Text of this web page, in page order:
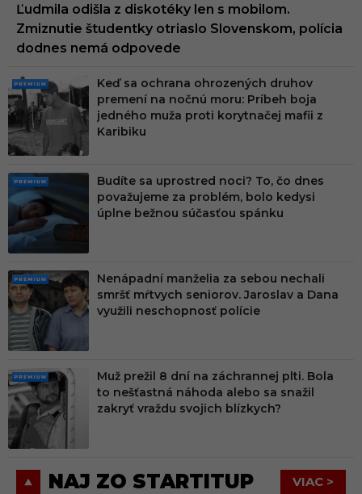
Ľudmila odišla z diskotéky len s mobilom.
Zmiznutie študentky otriaslo Slovenskom, polícia
dodnes nemá odpovede
PRE
MIU
M
Keď sa ochrana ohrozených druhov
premení na nočnú moru: Príbeh boja
jedného muža proti korytnačej mafii z
Karibiku
PRE
MIU
M
Budíte sa uprostred noci? To, čo dnes
považujeme za problém, bolo kedysi
úplne bežnou súčasťou spánku
PRE
MIU
M
Nenápadní manželia za sebou nechali
smršť mŕtvych seniorov. Jaroslav a Dana
využili neschopnosť polície
PRE
MIU
M
Muž prežil 8 dní na záchrannej plti. Bola
to nešťastná náhoda alebo sa snažil
zakryť vraždu svojich blízkych?
NAJ ZO STARTITUP VIAC >